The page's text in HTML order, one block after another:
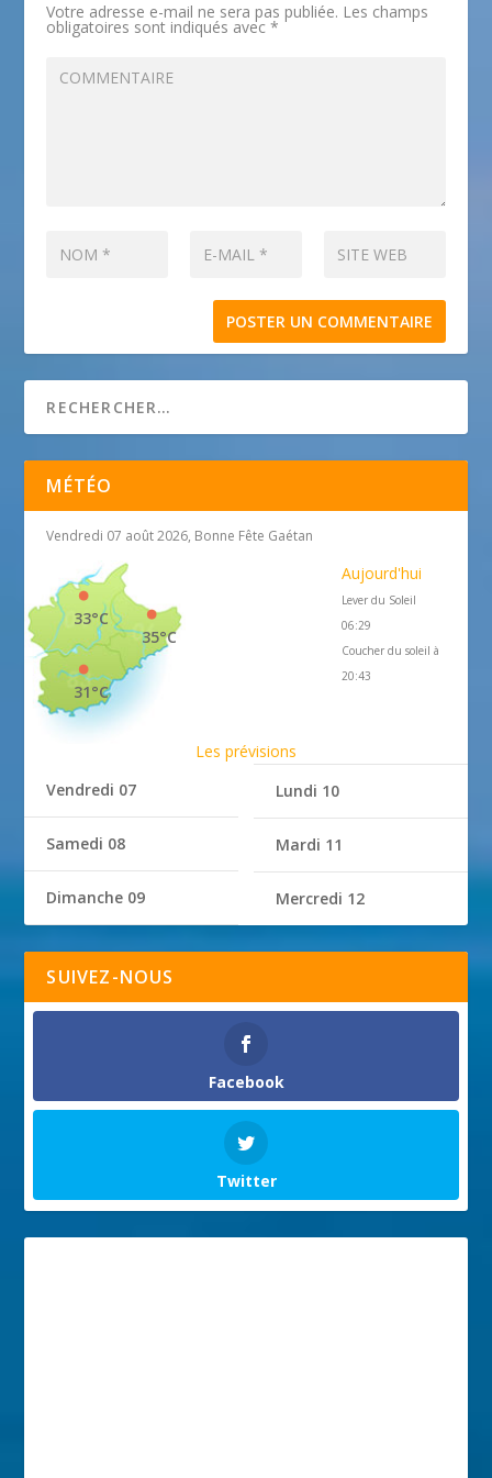
Votre adresse e-mail ne sera pas publiée. Les champs
obligatoires sont indiqués avec*
MÉTÉO
Vendredi 07 août 2026, Bonne Fête Gaétan
35°C
33°C
31°C
Aujourd'hui
Lever du Soleil
06:29
Coucher du soleil à
20:43
Les prévisions
Vendredi 07
Samedi 08
Dimanche 09
Lundi 10
Mardi 11
Mercredi 12
SUIVEZ-NOUS
Facebook
Twitter